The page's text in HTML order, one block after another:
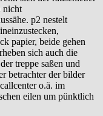
nicht
p2 nestelt
papier, beide gehen
sich auch die
treppe saßen und
betrachter der bilder
o.ä. im
eilen um pünktlich